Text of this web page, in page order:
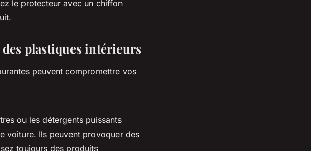
le protecteur avec un chiffon
plastiques intérieurs
peuvent compromettre vos
ou les détergents puissants
voiture. Ils peuvent provoquer des
toujours des produits